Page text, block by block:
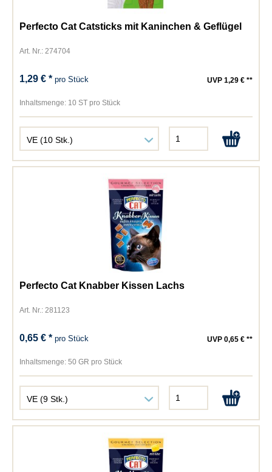
Perfecto Cat Catsticks mit Kaninchen & Geflügel
Art. Nr.: 274704
1,29 € *pro Stück UVP 1,29 € **
Inhaltsmenge: 10 ST pro Stück
Perfecto Cat Knabber Kissen Lachs
Art. Nr.: 281123
0,65 € *pro Stück UVP 0,65 € **
Inhaltsmenge: 50 GR pro Stück